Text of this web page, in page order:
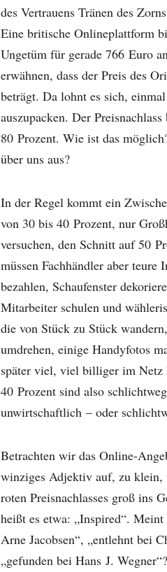
des Vertrauens Tränen des
Eine britische Onlineplattform
Ungetüm für gerade 766 Euro
erwähnen, dass der Preis des
beträgt. Da lohnt es sich,
auszupacken. Der
80 Prozent. Wie ist das
über uns aus?
In der Regel kommt ein
von 30 bis 40 Prozent, nur
versuchen, den Schnitt auf 50
müssen Fachhändler aber teure
bezahlen, Schaufenster
Mitarbeiter schulen und
die von Stück zu Stück
umdrehen, einige Handyfotos
später viel, viel billiger im Netz
40 Prozent sind also
unwirtschaftlich – oder
Betrachten wir das Online-
winziges Adjektiv auf, zu klein,
roten Preisnachlasses groß ins
heißt es etwa: „Inspired“.
Arne Jacobsen“, „entlehnt bei
„gefunden bei Hans J.